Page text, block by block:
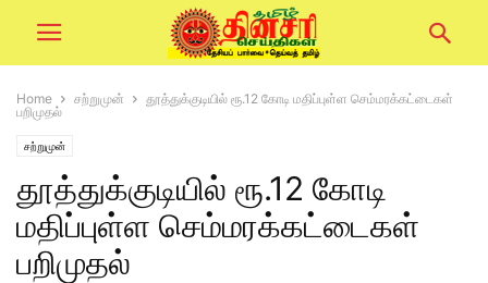
Home சற்றுமுன்
தூத்துக்குடியில் ரூ.12 கோடி மதிப்புள்ள செம்மரக்கட்டைகள்
பறிமுதல்
சற்றுமுன்
தூத்துக்குடியில் ரூ.12 கோடி
மதிப்புள்ள செம்மரக்கட்டைகள்
பறிமுதல்